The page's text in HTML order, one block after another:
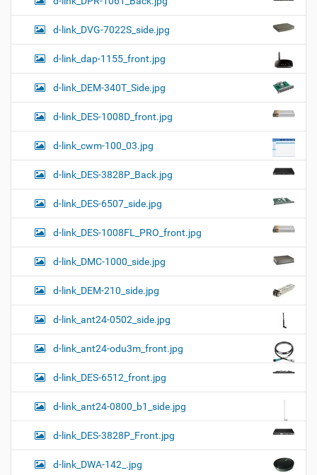
d-link_DVG-7022S_side.jpg
d-link_dap-1155_front.jpg
d-link_DEM-340T_Side.jpg
d-link_DES-1008D_front.jpg
d-link_cwm-100_03.jpg
d-link_DES-3828P_Back.jpg
d-link_DES-6507_side.jpg
d-link_DES-1008FL_PRO_front.jpg
d-link_DMC-1000_side.jpg
d-link_DEM-210_side.jpg
d-link_ant24-0502_side.jpg
d-link_ant24-odu3m_front.jpg
d-link_DES-6512_front.jpg
d-link_ant24-0800_b1_side.jpg
d-link_DES-3828P_Front.jpg
d-link_DWA-142_.jpg